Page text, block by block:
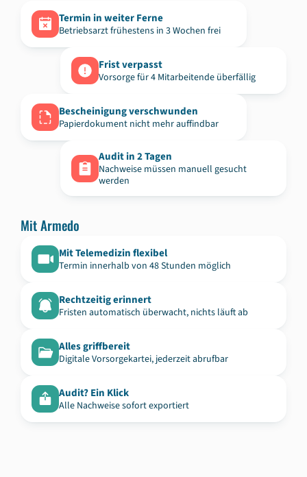
Termin in weiter Ferne
Betriebsarzt frühestens in 3 Wochen frei
Frist verpasst
Vorsorge für 4 Mitarbeitende überfällig
Bescheinigung verschwunden
Papierdokument nicht mehr auffindbar
Audit in 2 Tagen
Nachweise müssen manuell gesucht
werden
Mit Armedo
Mit Telemedizin flexibel
Termin innerhalb von 48 Stunden möglich
Rechtzeitig erinnert
Fristen automatisch überwacht, nichts läuft ab
Alles griffbereit
Digitale Vorsorgekartei, jederzeit abrufbar
Audit? Ein Klick
Alle Nachweise sofort exportiert